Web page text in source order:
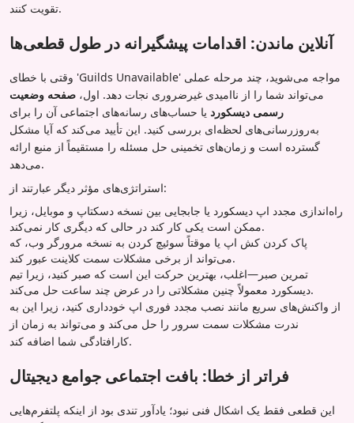
تقویت کنند.
آنلاین ماندن: اقدامات پیشگیرانه در طول قطعی‌ها
وقتی با خطای 'Guilds Unavailable' مواجه می‌شوید، چند مرحله عملی
می‌تواند شما را از ناامیدی غیرضروری نجات دهد. اول، صفحه وضعیت
رسمی دیسکورد یا حساب‌های رسانه‌های اجتماعی آن را برای
به‌روزرسانی‌های لحظه‌ای بررسی کنید. این تأیید می‌کند که آیا مشکل
گسترده است و زمان‌های تخمینی حل مسئله را مستقیماً از منبع ارائه
می‌دهد.
استراتژی‌های مؤثر دیگر عبارتند از:
راه‌اندازی مجدد اپ دیسکورد یا جابجایی بین نسخه دسکتاپ و موبایل، زیرا
ممکن است یکی کار کند در حالی که دیگری کار نمی‌کند.
پاک کردن کش اپ یا موقتاً سوئیچ کردن به نسخه مرورگر وب، که
می‌تواند از برخی مشکلات سمت کلاینت عبور کند.
تمرین صبر—اغلب، بهترین حرکت این است که صبر کنید، زیرا تیم
دیسکورد معمولاً چنین مشکلاتی را در عرض چند ساعت حل می‌کند.
از واکنش‌های سریع مانند نصب مجدد فوری اپ خودداری کنید، زیرا این به
ندرت مشکلات سمت سرور را حل می‌کند و می‌تواند به زمان از
کارافتادگی شما اضافه کند.
فراتر از خطا: بافت اجتماعی جوامع دیجیتال
این قطعی فقط یک اشکال فنی نبود؛ یادآور تندی بود از اینکه پلتفرم‌هایی